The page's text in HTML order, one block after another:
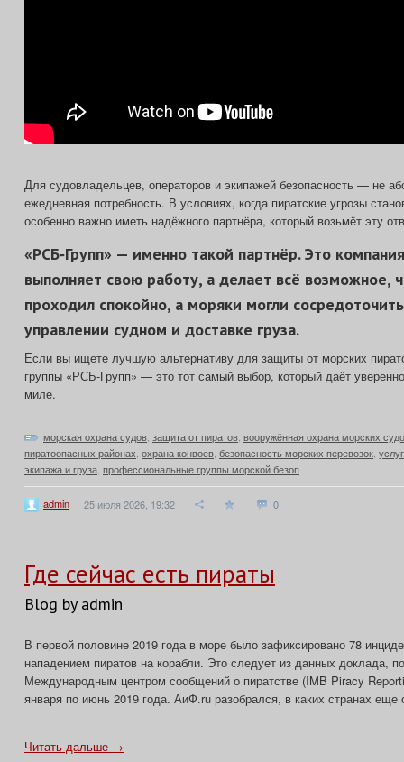
Для судовладельцев, операторов и экипажей безопасность — не
ежедневная потребность. В условиях, когда пиратские угрозы
особенно важно иметь надёжного партнёра, который возьмёт эту
«РСБ‑Групп» — именно такой партнёр. Это
выполняет свою работу, а делает всё возможное,
проходил спокойно, а моряки могли
управлении судном и доставке груза.
Если вы ищете лучшую альтернативу для защиты от морских
группы «РСБ‑Групп» — это тот самый выбор, который даёт
миле.
морская охрана судов защита от пиратов вооружённая охрана морских
пиратоопасных районах охрана конвоев безопасность морских перевозок
экипажа и груза профессиональные группы морской безоп
admin 25 июля 2026, 19:32 0
Где сейчас есть пираты
Blog by admin
В первой половине 2019 года в море было зафиксировано 78
нападением пиратов на корабли. Это следует из данных доклада,
Международным центром сообщений о пиратстве (IMB Piracy
января по июнь 2019 года. АиФ.ru разобрался, в каких странах еще
Читать дальше →